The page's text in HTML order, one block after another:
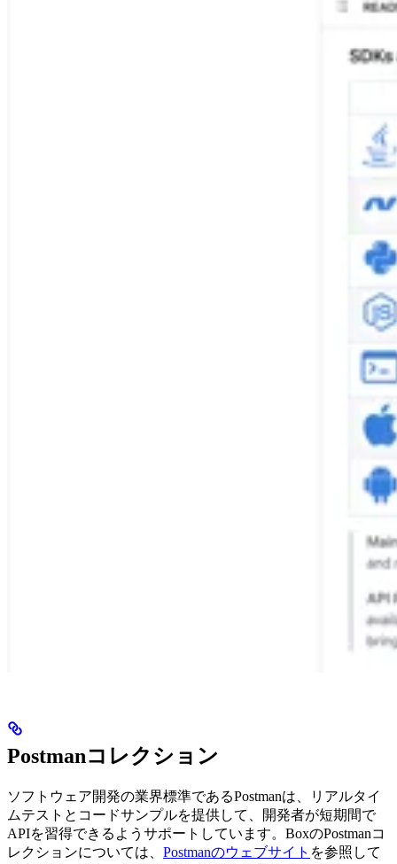
Postmanコレクション
ソフトウェア開発の業界標準であるPostmanは、リアルタイ
ムテストとコードサンプルを提供して、開発者が短期間で
APIを習得できるようサポートしています。BoxのPostmanコ
レクションについては、 Postmanのウェブサイト を参照して